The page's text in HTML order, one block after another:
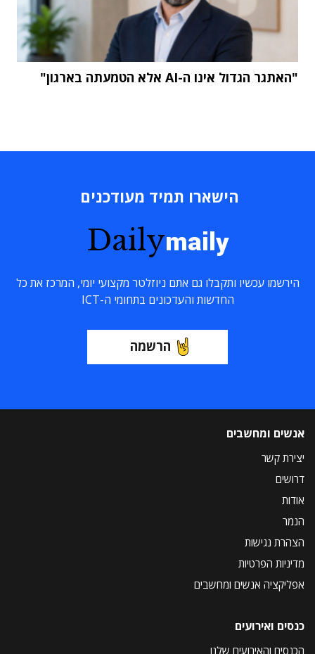
"האתגר הגדול אינו ה-AI אלא הטמעתה בארגון"
הישארו תמיד מעודכנים
Dailymaily
הירשמו עכשיו ותקבלו גם אתם ניוזלטר מקצועי יומי, המרכז את כל
החדשות והעדכונים בתחומי ה-ICT
הרשמה
אנשים ומחשבים
יצירת קשר
דרושים
אודות
הנמר
הצהרת נגישות
מדיניות הפרטיות
אפליקציה אנשים ומחשבים
כנסים ואירועים
הכנסים והאירועים שלנו